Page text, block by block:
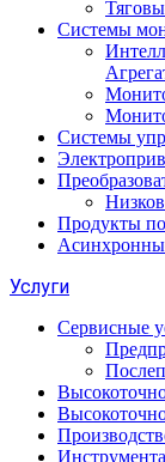
Системы
Системы
Продукты
Услуги
Сервисные